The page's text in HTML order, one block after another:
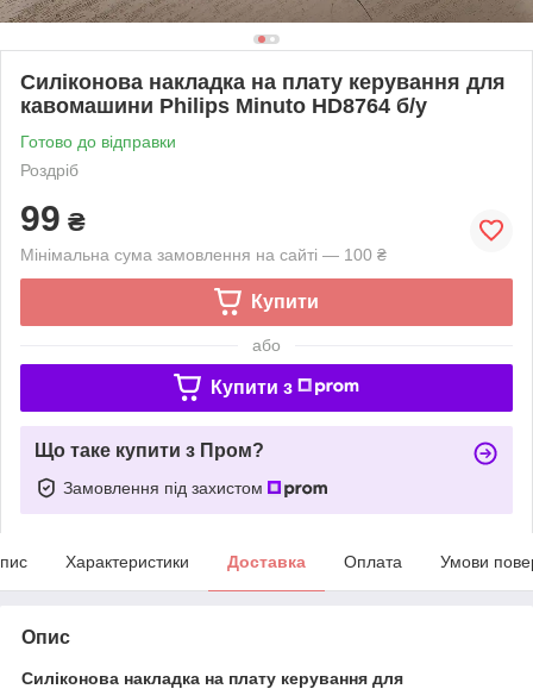
Силіконова накладка на плату керування для
кавомашини Philips Minuto HD8764 б/у
Готово до відправки
Роздріб
99 ₴
Мінімальна сума замовлення на сайті — 100 ₴
Купити
або
Купити з
Що таке купити з Пром?
Замовлення під захистом
Характеристики Доставка Оплата Умови
Опис
Силіконова накладка на плату керування для